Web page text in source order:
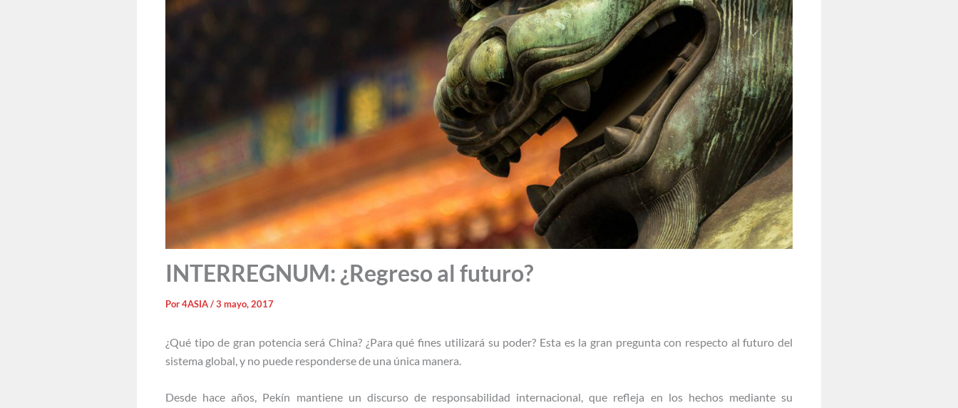
INTERREGNUM: ¿Regreso al futuro?
Por4ASIA/3 mayo, 2017
¿Qué tipo de gran potencia será China? ¿Para qué fines utilizará su poder? Esta es la gran pregunta con respecto al futuro del
sistema global, y no puede responderse de una única manera.
Desde hace años, Pekín mantiene un discurso de responsabilidad internacional, que refleja en los hechos mediante su